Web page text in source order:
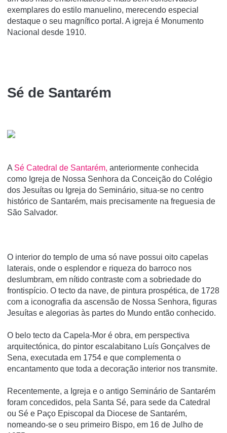
exemplares do estilo manuelino, merecendo especial
destaque o seu magní­fico portal. A igreja é Monumento
Nacional desde 1910.
Sé de Santarém
A Sé Catedral de Santarém, anteriormente conhecida
como Igreja de Nossa Senhora da Conceição do Colégio
dos Jesuí­tas ou Igreja do Seminário, situa-se no centro
histórico de Santarém, mais precisamente na freguesia de
São Salvador.
O interior do templo de uma só nave possui oito capelas
laterais, onde o esplendor e riqueza do barroco nos
deslumbram, em nítido contraste com a sobriedade do
frontispício. O tecto da nave, de pintura prospética, de 1728
com a iconografia da ascensão de Nossa Senhora, figuras
Jesuítas e alegorias às partes do Mundo então conhecido.
O belo tecto da Capela-Mor é obra, em perspectiva
arquitectónica, do pintor escalabitano Luís Gonçalves de
Sena, executada em 1754 e que complementa o
encantamento que toda a decoração interior nos transmite.
Recentemente, a Igreja e o antigo Seminário de Santarém
foram concedidos, pela Santa Sé, para sede da Catedral
ou Sé e Paço Episcopal da Diocese de Santarém,
nomeando-se o seu primeiro Bispo, em 16 de Julho de